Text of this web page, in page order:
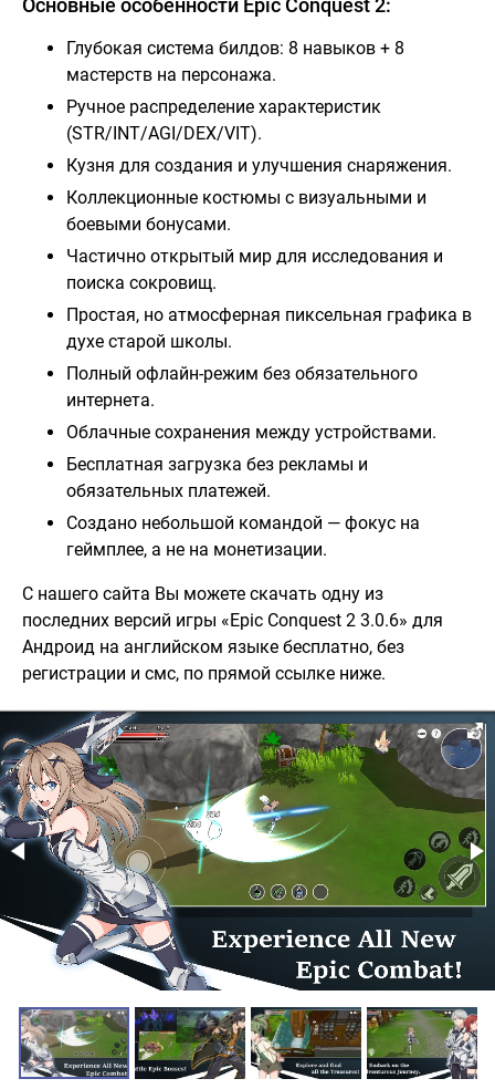
Основные особенности Epic Conquest 2:
Глубокая система билдов: 8 навыков + 8
мастерств на персонажа.
Ручное распределение характеристик
(STR/INT/AGI/DEX/VIT).
Кузня для создания и улучшения снаряжения.
Коллекционные костюмы с визуальными и
боевыми бонусами.
Частично открытый мир для исследования и
поиска сокровищ.
Простая, но атмосферная пиксельная графика в
духе старой школы.
Полный офлайн-режим без обязательного
интернета.
Облачные сохранения между устройствами.
Бесплатная загрузка без рекламы и
обязательных платежей.
Создано небольшой командой — фокус на
геймплее, а не на монетизации.
С нашего сайта Вы можете скачать одну из
последних версий игры «Epic Conquest 2 3.0.6» для
Андроид на английском языке бесплатно, без
регистрации и смс, по прямой ссылке ниже.